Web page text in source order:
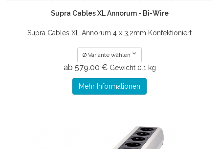
Supra Cables XL Annorum - Bi-Wire
Supra Cables XL Annorum 4 x 3,2mm Konfektioniert
Ø Variante wählen
ab 579.00 € Gewicht 0.1 kg
Mehr Informationen